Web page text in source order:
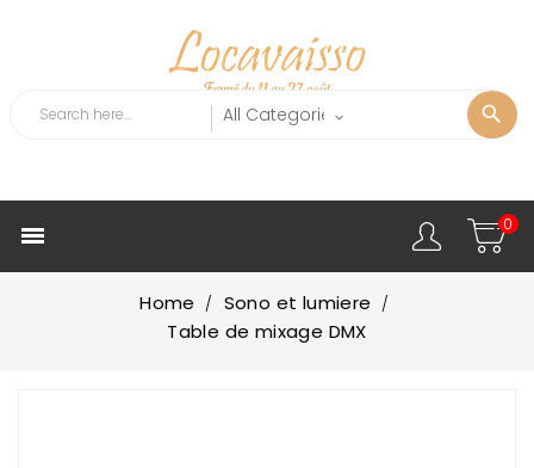
 0
Home
Sono et lumiere
Table de mixage DMX